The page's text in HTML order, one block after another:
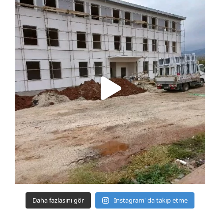
Daha fazlasını gör Instagram' da takip etme